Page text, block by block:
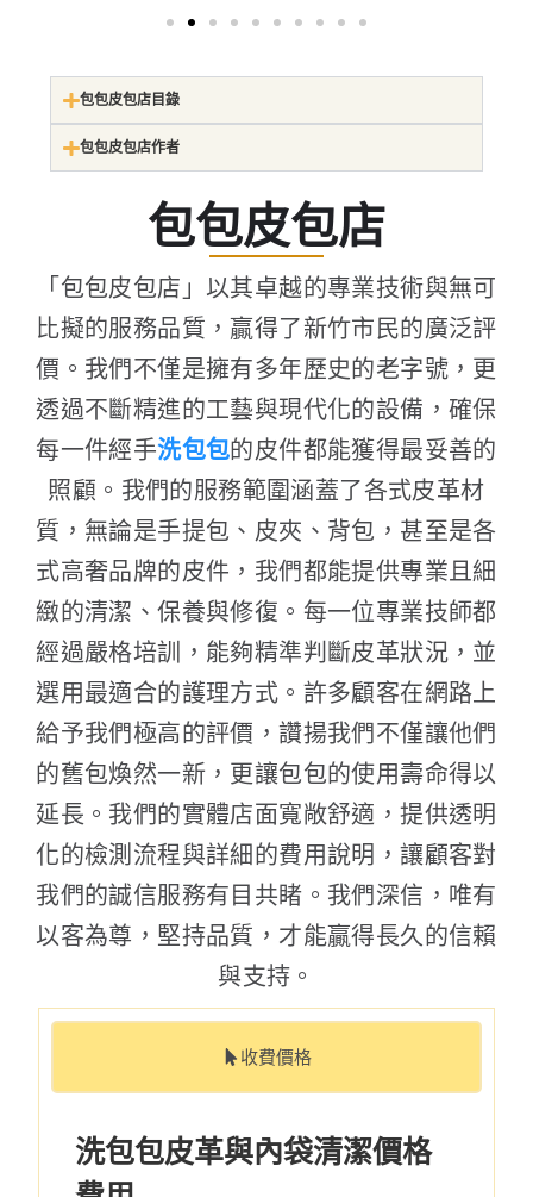
包包皮包店目錄
包包皮包店作者
包包皮包店
「包包皮包店」以其卓越的專業技術與無可
比擬的服務品質，贏得了新竹市民的廣泛評
價。我們不僅是擁有多年歷史的老字號，更
透過不斷精進的工藝與現代化的設備，確保
每一件經手洗包包的皮件都能獲得最妥善的
照顧。我們的服務範圍涵蓋了各式皮革材
質，無論是手提包、皮夾、背包，甚至是各
式高奢品牌的皮件，我們都能提供專業且細
緻的清潔、保養與修復。每一位專業技師都
經過嚴格培訓，能夠精準判斷皮革狀況，並
選用最適合的護理方式。許多顧客在網路上
給予我們極高的評價，讚揚我們不僅讓他們
的舊包煥然一新，更讓包包的使用壽命得以
延長。我們的實體店面寬敞舒適，提供透明
化的檢測流程與詳細的費用說明，讓顧客對
我們的誠信服務有目共睹。我們深信，唯有
以客為尊，堅持品質，才能贏得長久的信賴
與支持。
收費價格
洗包包皮革與內袋清潔價格